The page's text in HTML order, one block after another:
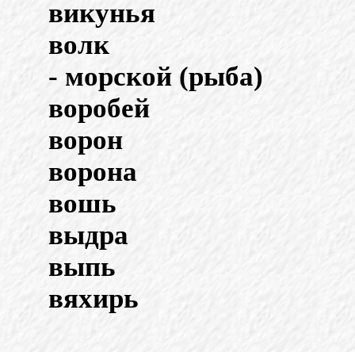
викунья
волк
- морской (рыба)
воробей
ворон
ворона
вошь
выдра
выпь
вяхирь